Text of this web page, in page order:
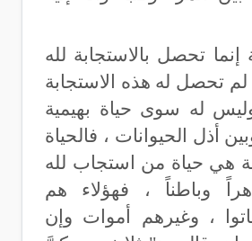
إنما تحصل بالاستجابة لله
تحصل له هذه الاستجابة
له سوى حياة بهيمية
أذل الحيوانات ، فالحياة
هي حياة من استجاب لله
وباطناً ، فهؤلاء هم
، وغيرهم أموات وإن